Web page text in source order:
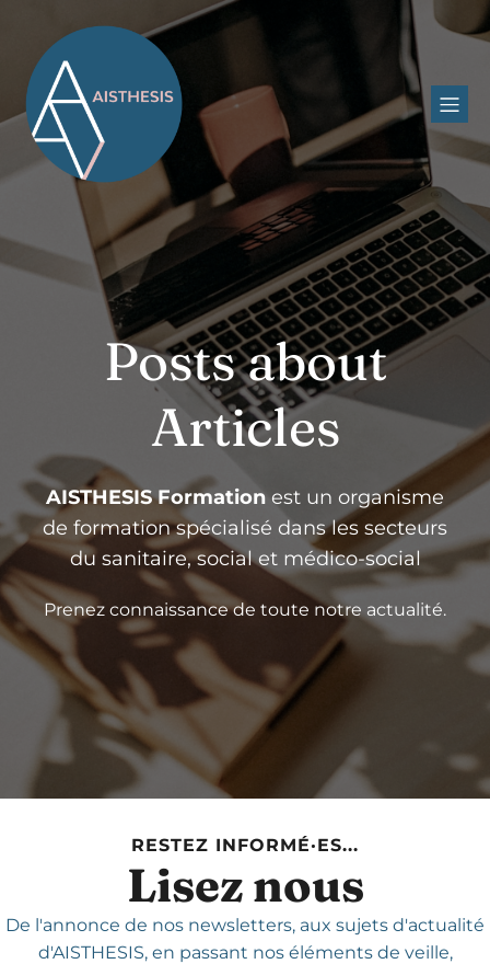
Posts about
Articles
AISTHESIS Formation est un organisme
de formation spécialisé dans les secteurs
du sanitaire, social et médico-social
Prenez connaissance de toute notre actualité.
RESTEZ INFORMÉ·ES...
Lisez nous
De l'annonce de nos newsletters, aux sujets d'actualité
d'AISTHESIS,en passant nos éléments de veille,